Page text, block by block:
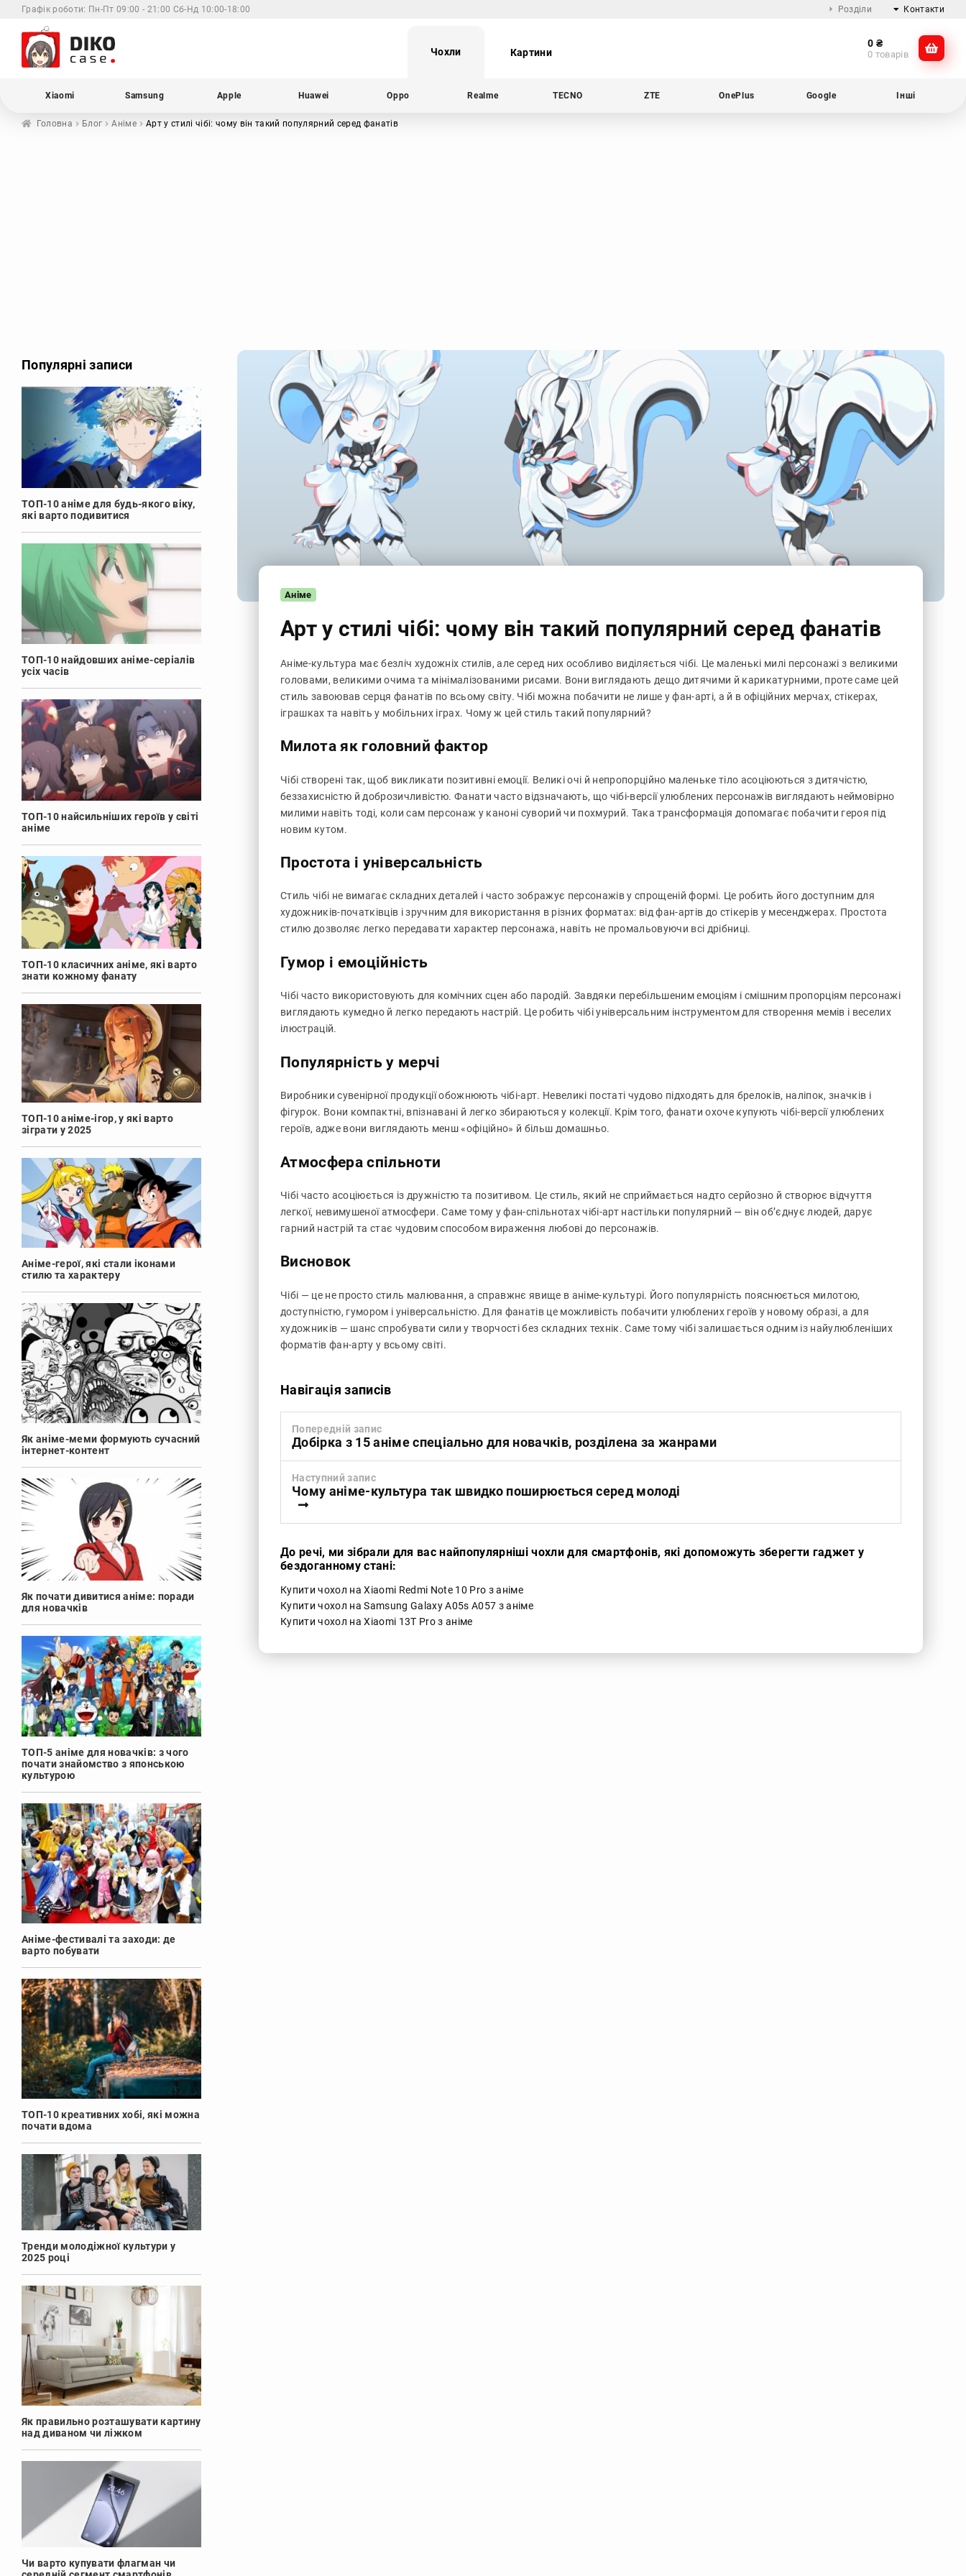
Графік роботи: Пн-Пт 09:00 - 21:00 Сб-Нд 10:00-18:00 Розділи Контакти
@dikocase
Чохли Картини
0 ₴
0 товарів
Xiaomi Samsung Apple Huawei Oppo Realme TECNO ZTE OnePlus Google Інші
Головна Блог Аніме Арт у стилі чібі: чому він такий популярний серед фанатів
Аніме
Арт у стилі чібі: чому він такий популярний серед фанатів
Аніме-культура має безліч художніх стилів, але серед них особливо виділяється чібі. Це маленькі милі персонажі з великими
головами, великими очима та мінімалізованими рисами. Вони виглядають дещо дитячими й карикатурними, проте саме цей
стиль завоював серця фанатів по всьому світу. Чібі можна побачити не лише у фан-арті, а й в офіційних мерчах, стікерах,
іграшках та навіть у мобільних іграх. Чому ж цей стиль такий популярний?
Милота як головний фактор
Чібі створені так, щоб викликати позитивні емоції. Великі очі й непропорційно маленьке тіло асоціюються з дитячістю,
беззахисністю й доброзичливістю. Фанати часто відзначають, що чібі-версії улюблених персонажів виглядають неймовірно
милими навіть тоді, коли сам персонаж у каноні суворий чи похмурий. Така трансформація допомагає побачити героя під
новим кутом.
Простота і універсальність
Стиль чібі не вимагає складних деталей і часто зображує персонажів у спрощеній формі. Це робить його доступним для
художників-початківців і зручним для використання в різних форматах: від фан-артів до стікерів у месенджерах. Простота
стилю дозволяє легко передавати характер персонажа, навіть не промальовуючи всі дрібниці.
Гумор і емоційність
Чібі часто використовують для комічних сцен або пародій. Завдяки перебільшеним емоціям і смішним пропорціям персонажі
виглядають кумедно й легко передають настрій. Це робить чібі універсальним інструментом для створення мемів і веселих
ілюстрацій.
Популярність у мерчі
Виробники сувенірної продукції обожнюють чібі-арт. Невеликі постаті чудово підходять для брелоків, наліпок, значків і
фігурок. Вони компактні, впізнавані й легко збираються у колекції. Крім того, фанати охоче купують чібі-версії улюблених
героїв, адже вони виглядають менш «офіційно» й більш домашньо.
Атмосфера спільноти
Чібі часто асоціюється із дружністю та позитивом. Це стиль, який не сприймається надто серйозно й створює відчуття
легкої, невимушеної атмосфери. Саме тому у фан-спільнотах чібі-арт настільки популярний — він об’єднує людей, дарує
гарний настрій та стає чудовим способом вираження любові до персонажів.
Висновок
Чібі — це не просто стиль малювання, а справжнє явище в аніме-культурі. Його популярність пояснюється милотою,
доступністю, гумором і універсальністю. Для фанатів це можливість побачити улюблених героїв у новому образі, а для
художників — шанс спробувати сили у творчості без складних технік. Саме тому чібі залишається одним із найулюбленіших
форматів фан-арту у всьому світі.
Навігація записів
Попередній запис
Добірка з 15 аніме спеціально для новачків, розділена за жанрами
Наступний запис
Чому аніме-культура так швидко поширюється серед молоді
До речі, ми зібрали для вас найпопулярніші чохли для смартфонів, які допоможуть зберегти гаджет у
бездоганному стані:
Купити чохол на Xiaomi Redmi Note 10 Pro з аніме
Купити чохол на Samsung Galaxy A05s A057 з аніме
Купити чохол на Xiaomi 13T Pro з аніме
Популярні записи
ТОП-10 аніме для будь-якого віку,
які варто подивитися
ТОП-10 найдовших аніме-серіалів
усіх часів
ТОП-10 найсильніших героїв у світі
аніме
ТОП-10 класичних аніме, які варто
знати кожному фанату
ТОП-10 аніме-ігор, у які варто
зіграти у 2025
Аніме-герої, які стали іконами
стилю та характеру
Як аніме-меми формують сучасний
інтернет-контент
Як почати дивитися аніме: поради
для новачків
ТОП-5 аніме для новачків: з чого
почати знайомство з японською
культурою
Аніме-фестивалі та заходи: де
варто побувати
ТОП-10 креативних хобі, які можна
почати вдома
Тренди молодіжної культури у
2025 році
Як правильно розташувати картину
над диваном чи ліжком
Чи варто купувати флагман чи